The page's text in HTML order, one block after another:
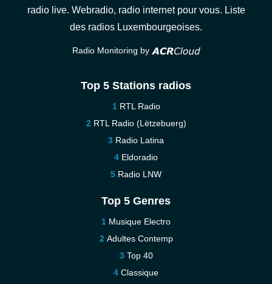
radio live. Webradio, radio internet pour vous. Liste
des radios Luxembourgeoises.
Radio Monitoring by
Top 5 Stations radios
RTL Radio
RTL Radio (Lëtzebuerg)
Radio Latina
Eldoradio
Radio LNW
Top 5 Genres
Musique Electro
Adultes Contemp
Top 40
Classique